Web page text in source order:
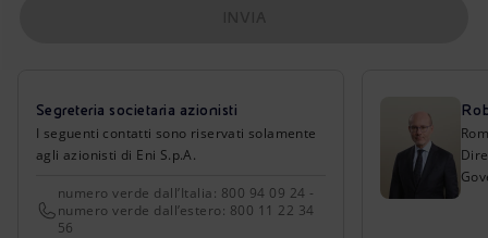
Segreteria societaria azionisti
I seguenti contatti sono riservati solamente
agli azionisti di Eni S.p.A.
numero verde dall’Italia: 800 94 09 24 -
numero verde dall’estero: 800 11 22 34
56